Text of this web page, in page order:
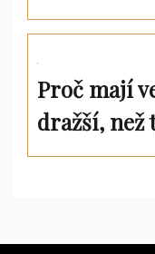
Proč mají
dražší, než